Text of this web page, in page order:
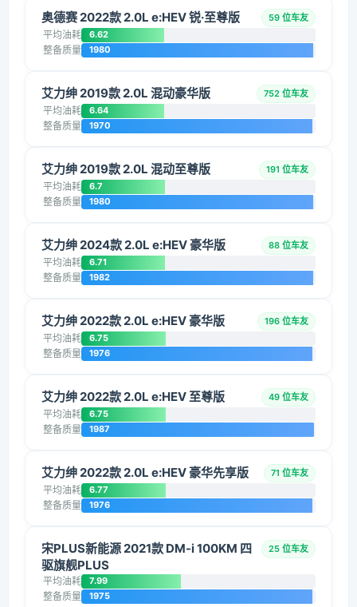
奥德赛 2022款 2.0L e:HEV 锐·至尊版 59 位车友
平均油耗 6.62
整备质量 1980
艾力绅 2019款 2.0L 混动豪华版 752 位车友
平均油耗 6.64
整备质量 1970
艾力绅 2019款 2.0L 混动至尊版 191 位车友
平均油耗 6.7
整备质量 1980
艾力绅 2024款 2.0L e:HEV 豪华版 88 位车友
平均油耗 6.71
整备质量 1982
艾力绅 2022款 2.0L e:HEV 豪华版 196 位车友
平均油耗 6.75
整备质量 1976
艾力绅 2022款 2.0L e:HEV 至尊版 49 位车友
平均油耗 6.75
整备质量 1987
艾力绅 2022款 2.0L e:HEV 豪华先享版 71 位车友
平均油耗 6.77
整备质量 1976
宋PLUS新能源 2021款 DM-i 100KM 四
驱旗舰PLUS
25 位车友
平均油耗 7.99
整备质量 1975